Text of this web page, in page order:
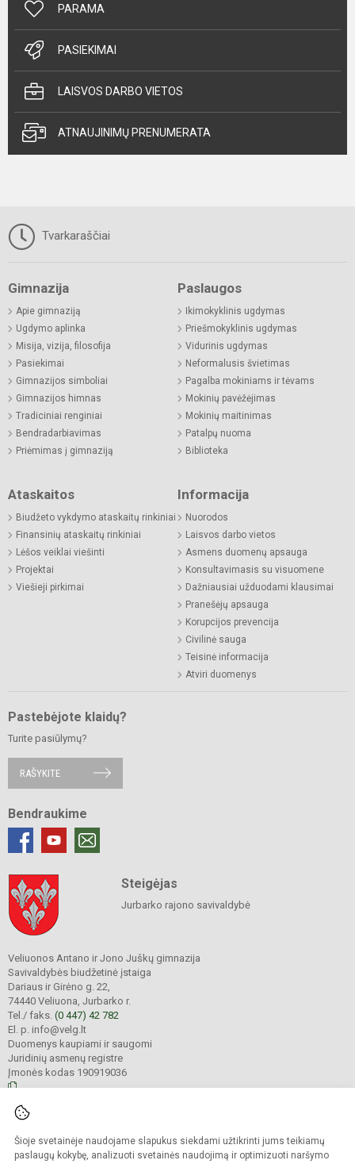
Šioje svetainėje naudojame slapukus siekdami užtikrinti jums teikiamų
paslaugų kokybę, analizuoti svetainės naudojimą ir optimizuoti naršymo
PARAMA
PASIEKIMAI
LAISVOS DARBO VIETOS
ATNAUJINIMŲ PRENUMERATA
Tvarkaraščiai
Gimnazija
Apie gimnaziją
Ugdymo aplinka
Misija, vizija, filosofija
Pasiekimai
Gimnazijos simboliai
Gimnazijos himnas
Tradiciniai renginiai
Bendradarbiavimas
Priėmimas į gimnaziją
Paslaugos
Ikimokyklinis ugdymas
Priešmokyklinis ugdymas
Vidurinis ugdymas
Neformalusis švietimas
Pagalba mokiniams ir tėvams
Mokinių pavėžėjimas
Mokinių maitinimas
Patalpų nuoma
Biblioteka
Ataskaitos
Biudžeto vykdymo ataskaitų rinkiniai
Finansinių ataskaitų rinkiniai
Lėšos veiklai viešinti
Projektai
Viešieji pirkimai
Informacija
Nuorodos
Laisvos darbo vietos
Asmens duomenų apsauga
Konsultavimasis su visuomene
Dažniausiai užduodami klausimai
Pranešėjų apsauga
Korupcijos prevencija
Civilinė sauga
Teisinė informacija
Atviri duomenys
Pastebėjote klaidų?
Turite pasiūlymų?
RAŠYKITE
Bendraukime
Steigėjas
Jurbarko rajono savivaldybė
Veliuonos Antano ir Jono Juškų gimnazija
Savivaldybės biudžetinė įstaiga
Dariaus ir Girėno g. 22,
74440 Veliuona, Jurbarko r.
Tel./ faks. (0 447) 42 782
El. p. info@velg.lt
Duomenys kaupiami ir saugomi
Juridinių asmenų registre
Įmonės kodas 190919036
Kopijuoti turinį be raštiško gimnazijos administracijos sutikimo griežtai
draudžiama.